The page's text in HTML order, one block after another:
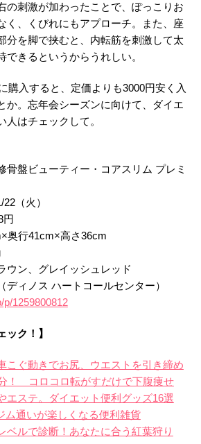
の刺激が加わったことで、ぽっこりお
く、くびれにもアプローチ。また、座
分を脚で挟むと、内転筋を刺激して太
できるというからうれしい。
購入すると、定価よりも3000円安く入
か。忘年会シーズンに向けて、ダイエ
人はチェックして。
骨盤ビューティー・コアスリム プレミ
（火）
円
奥行41cm×高さ36cm
ン、グレイッシュレッド
ディノス ハートコールセンター）
p/1259800812
ック！】
こぐ動きでお尻、ウエストを引き締め
！ コロコロ転がすだけで下腹痩せ
エステ。ダイエット便利グッズ16選
ム通いが楽しくなる便利雑貨
ベルで診断！あなたに合う紅葉狩り